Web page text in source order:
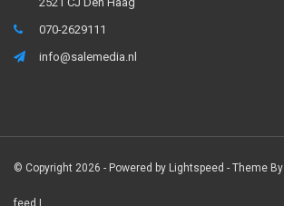
070-2629111
info@salemedia.nl
© Copyright 2026 - Powered by Lightspeed - Theme By
feed |